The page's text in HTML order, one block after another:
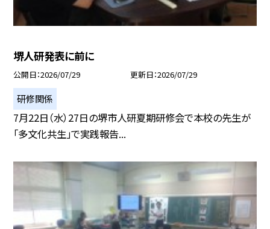
堺人研発表に前に
公開日 2026/07/29 更新日 2026/07/29
研修関係
7月22日（水）27日の堺市人研夏期研修会で本校の先生が
「多文化共生」で実践報告...